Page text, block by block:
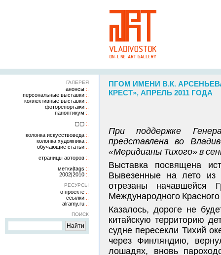
ГАЛЕРЕЯ
анонсы
персональные выставки
коллективные выставки
фоторепортажи
паноптикум
▢▢
колонка искусствоведа
колонка художника
обучающие статьи
страницы авторов
метки|tags
2002|2010
РЕСУРСЫ
о проекте
ссылки
alramy.ru
ПОИСК
ПГОМ ИМЕНИ В.К.
КРЕСТ», АПРЕЛЬ 2011 ГОДА
При поддержке
представлена во
«Меридианы Тихого» в
Выставка посвящена
Вывезенные на лето из
отрезаны начавшейся
Международного Красного
Казалось, дороге не
китайскую территорию
судне пересекли Тихий
через Финляндию,
лошадях, вновь